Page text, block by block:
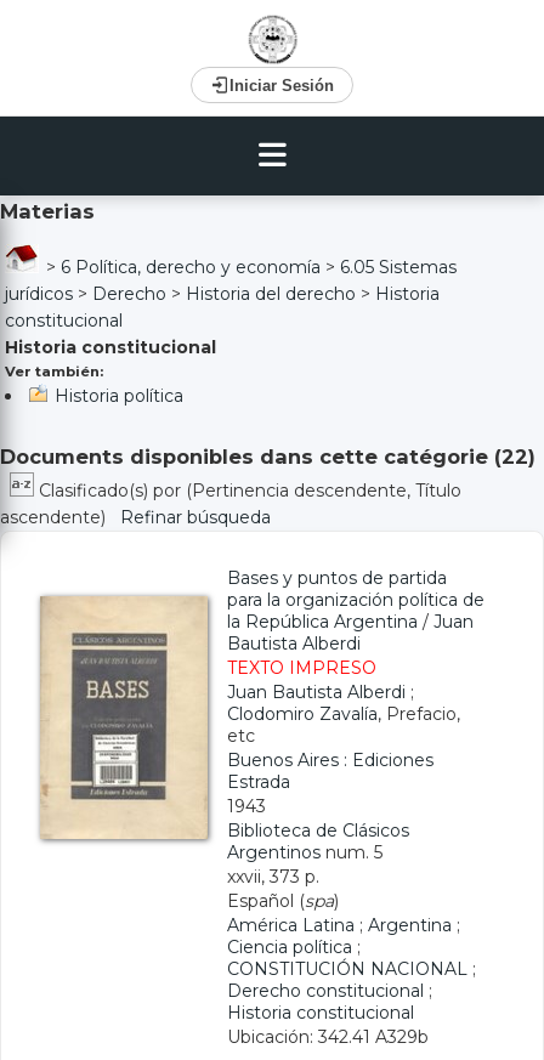
Iniciar Sesión
Materias
> 6 Política, derecho y economía > 6.05 Sistemas
jurídicos > Derecho > Historia del derecho > Historia
constitucional
Historia constitucional
Ver también:
Historia política
Documents disponibles dans cette catégorie (22)
Clasificado(s) por (Pertinencia descendente, Título
ascendente)
Refinar búsqueda
Bases y puntos de partida
para la organización política de
la República Argentina / Juan
Bautista Alberdi
TEXTO IMPRESO
Juan Bautista Alberdi ;
Clodomiro Zavalía, Prefacio,
etc
Buenos Aires : Ediciones
Estrada
1943
Biblioteca de Clásicos
Argentinos num. 5
xxvii, 373 p.
Español (spa)
América Latina ; Argentina ;
Ciencia política ;
CONSTITUCIÓN NACIONAL ;
Derecho constitucional ;
Historia constitucional
Ubicación: 342.41 A329b